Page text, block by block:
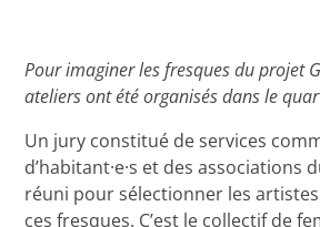
Pour imaginer les fresques du projet
ateliers ont été organisés dans le
Un jury constitué de services
d’habitant·e·s et des associations
réuni pour sélectionner les
ces fresques. C’est le collectif de